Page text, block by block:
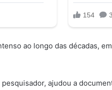
ao longo das décadas,
ajudou a